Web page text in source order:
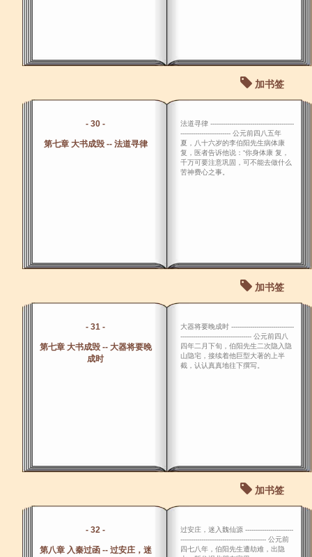
加书签
- 30 -
第七章 大书成毁 -- 法道寻律
法道寻律 ----------------------------------------
------------------------ 公元前四八五年
夏，八十六岁的李伯阳先生病体康
复，医者告诉他说：“你身体康 复，
千万可要注意巩固，可不能去做什么
苦神费心之事。
加书签
- 31 -
第七章 大书成毁 -- 大器将要晚
成时
大器将要晚成时 ------------------------------
---------------------------------- 公元前四八
四年二月下旬，伯阳先生二次隐入隐
山隐宅，接续着他巨型大著的上半
截，认认真真地往下撰写。
加书签
- 32 -
第八章 入秦过函 -- 过安庄，迷
过安庄，迷入魏仙源 -----------------------
----------------------------------------- 公元前
四七八年，伯阳先生遭劫难，出隐